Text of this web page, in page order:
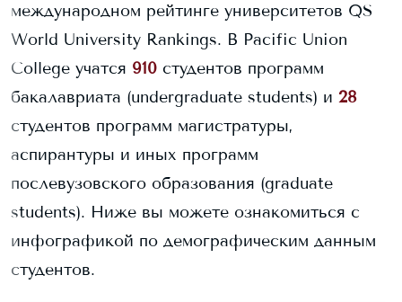
международном рейтинге университетов QS
World University Rankings. В Pacific Union
College учатся 910 студентов программ
бакалавриата (undergraduate students) и 28
студентов программ магистратуры,
аспирантуры и иных программ
послевузовского образования (graduate
students). Ниже вы можете ознакомиться с
инфографикой по демографическим данным
студентов.